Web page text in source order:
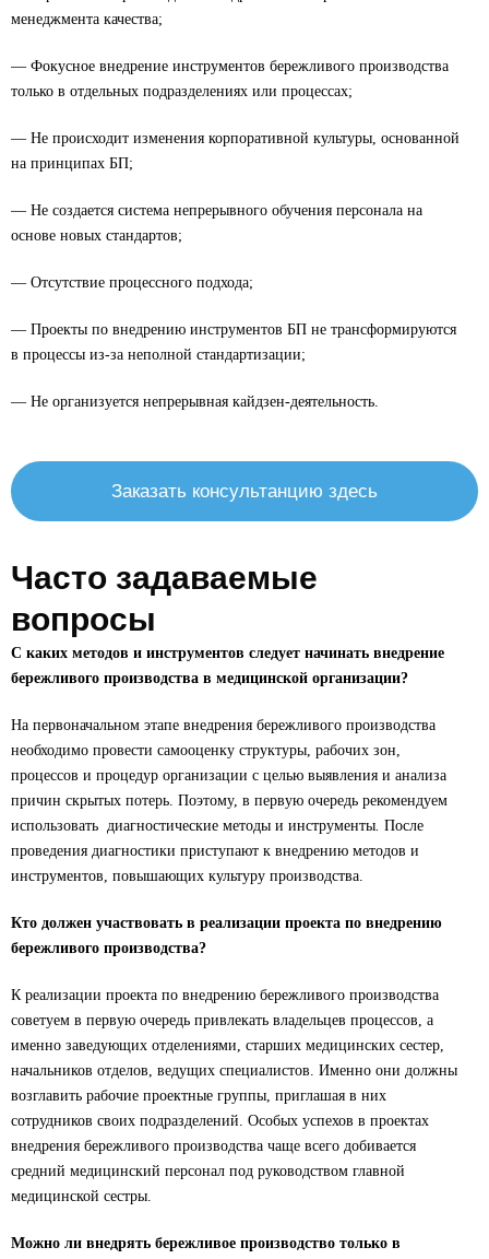
менеджмента качества;
— Фокусное внедрение инструментов бережливого производства
только в отдельных подразделениях или процессах;
— Не происходит изменения корпоративной культуры, основанной
на принципах БП;
— Не создается система непрерывного обучения персонала на
основе новых стандартов;
— Отсутствие процессного подхода;
— Проекты по внедрению инструментов БП не трансформируются
в процессы из-за неполной стандартизации;
— Не организуется непрерывная кайдзен-деятельность.
Заказать консультанцию здесь
Часто задаваемые
вопросы
С каких методов и инструментов следует начинать внедрение
бережливого производства в медицинской организации?
На первоначальном этапе внедрения бережливого производства
необходимо провести самооценку структуры, рабочих зон,
процессов и процедур организации с целью выявления и анализа
причин скрытых потерь. Поэтому, в первую очередь рекомендуем
использовать диагностические методы и инструменты. После
проведения диагностики приступают к внедрению методов и
инструментов, повышающих культуру производства.
Кто должен участвовать в реализации проекта по внедрению
бережливого производства?
К реализации проекта по внедрению бережливого производства
советуем в первую очередь привлекать владельцев процессов, а
именно заведующих отделениями, старших медицинских сестер,
начальников отделов, ведущих специалистов. Именно они должны
возглавить рабочие проектные группы, приглашая в них
сотрудников своих подразделений. Особых успехов в проектах
внедрения бережливого производства чаще всего добивается
средний медицинский персонал под руководством главной
медицинской сестры.
Можно ли внедрять бережливое производство только в